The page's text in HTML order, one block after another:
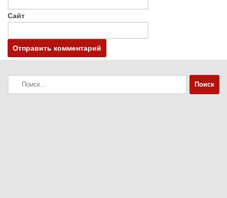
Сайт
Найти: